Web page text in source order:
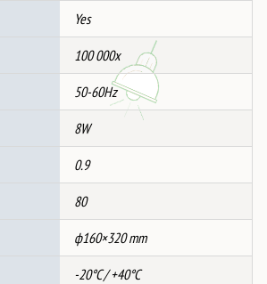
Yes
100 000x
50-60Hz
8W
0.9
80
ф160×320 mm
-20°C / +40°C